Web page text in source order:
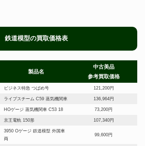
鉄道模型の買取価格表
製品名
中古美品
参考買取価格
ビジネス特急 つばめ号 121,200円
ライブスチーム C59 蒸気機関車 136,964円
HOゲージ 蒸気機関車 C53 18 73,200円
京王電軌 150形 107,340円
3950 Oゲージ 鉄道模型 外国車
両
99,600円